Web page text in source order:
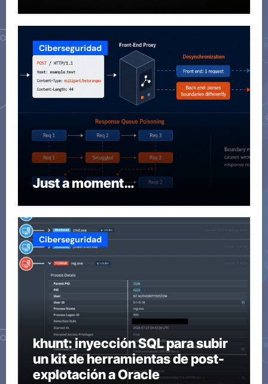
Ciberseguridad
Just a moment…
Ciberseguridad
khunt: inyección SQL para subir
un kit de herramientas de post-
explotación a Oracle